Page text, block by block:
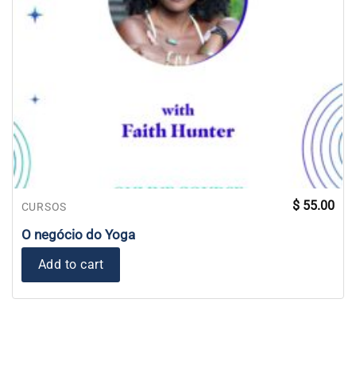
CURSOS
O negócio do Yoga
$ 55.00
Add to cart